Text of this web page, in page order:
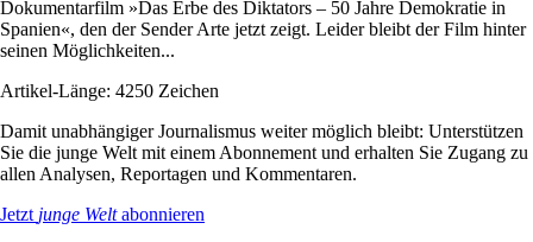
Dokumentarfilm »Das Erbe des Diktators – 50 Jahre Demokratie in
Spanien«, den der Sender Arte jetzt zeigt. Leider bleibt der Film hinter
seinen Möglichkeiten...
Artikel-Länge: 4250 Zeichen
Damit unabhängiger Journalismus weiter möglich bleibt: Unterstützen
Sie die junge Welt mit einem Abonnement und erhalten Sie Zugang zu
allen Analysen, Reportagen und Kommentaren.
Jetzt junge Weltabonnieren